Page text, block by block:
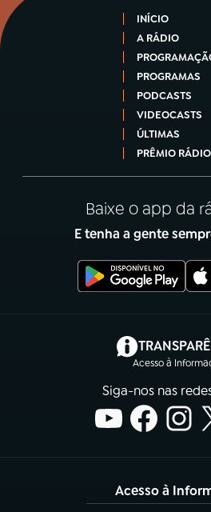
INÍCIO
A RÁDIO
PROGRAMAS
PODCASTS
VIDEOCASTS
ÚLTIMAS
PRÊMIO
Baixe o app da
E tenha a gente
Acesso à
Siga-nos nas
Acesso à